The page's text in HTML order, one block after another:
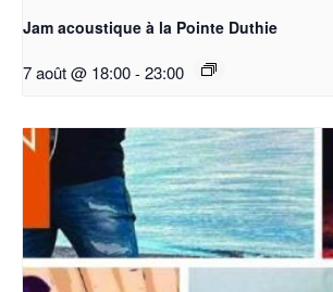
Jam acoustique à la Pointe Duthie
7 août @ 18:00- 23:00